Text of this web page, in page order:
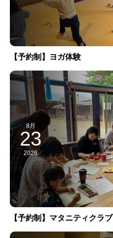
【予約制】ヨガ体験
8月
23
2026
【予約制】マタニティクラブ